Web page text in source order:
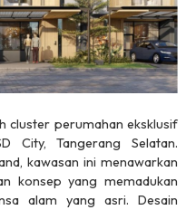
cluster perumahan eksklusif
City, Tangerang Selatan.
kawasan ini menawarkan
konsep yang memadukan
alam yang asri. Desain